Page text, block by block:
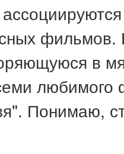
в
Понимаю,